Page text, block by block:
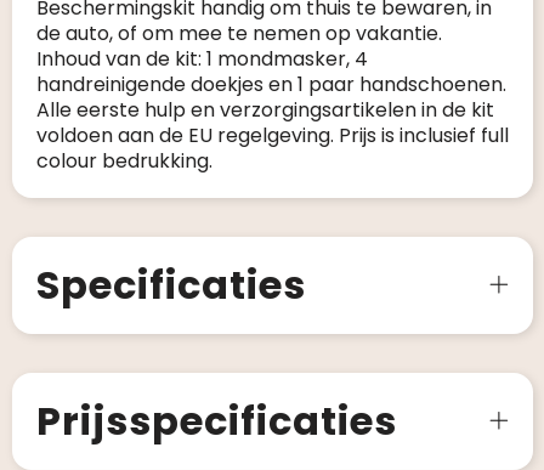
Beschermingskit handig om thuis te bewaren, in
de auto, of om mee te nemen op vakantie.
Inhoud van de kit: 1 mondmasker, 4
handreinigende doekjes en 1 paar handschoenen.
Alle eerste hulp en verzorgingsartikelen in de kit
voldoen aan de EU regelgeving. Prijs is inclusief full
colour bedrukking.
Specificaties
Prijsspecificaties